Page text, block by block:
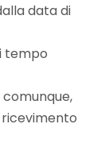
data di
tempo